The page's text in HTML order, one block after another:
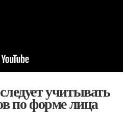
учитывать
по форме лица